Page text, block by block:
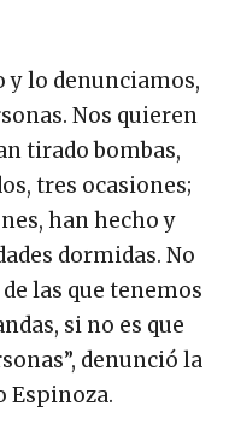
y lo denunciamos,
Nos quieren
tirado bombas,
tres ocasiones;
han hecho y
dormidas. No
las que tenemos
si no es que
denunció la
Espinoza.